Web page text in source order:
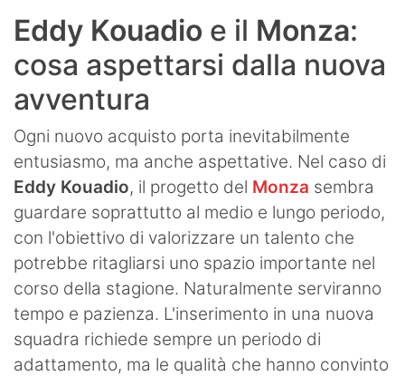
Eddy Kouadio e il Monza:
cosa aspettarsi dalla nuova
avventura
Ogni nuovo acquisto porta inevitabilmente
entusiasmo, ma anche aspettative. Nel caso di
Eddy Kouadio, il progetto del Monza sembra
guardare soprattutto al medio e lungo periodo,
con l'obiettivo di valorizzare un talento che
potrebbe ritagliarsi uno spazio importante nel
corso della stagione. Naturalmente serviranno
tempo e pazienza. L'inserimento in una nuova
squadra richiede sempre un periodo di
adattamento, ma le qualità che hanno convinto